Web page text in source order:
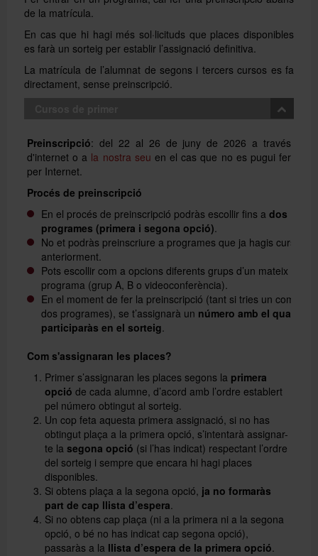
de la matrícula.
En cas que hi hagi més sol·licituds que places disponibles
es farà un sorteig per establir l’assignació definitiva.
La matrícula de l’alumnat de segons i tercers cursos es fa
directament, sense preinscripció.
Preinscripció: del 22 al 26 de juny de 2026 a través
d'internet o a la nostra seu en el cas que no es pugui fer
per Internet.
Procés de preinscripció
En el procés de preinscripció podràs escollir fins a dos
programes (primera i segona opció).
No et podràs preinscriure a programes que ja hagis cursat
anteriorment.
Pots escollir com a opcions diferents grups d’un mateix
programa (grup A, B o videoconferència).
En el moment de fer la preinscripció (tant si tries un com
dos programes), se t’assignarà un número amb el qual
participaràs en el sorteig.
Com s'assignaran les places?
Primer s’assignaran les places segons la primera
opció de cada alumne, d’acord amb l’ordre establert
pel número obtingut al sorteig.
Un cop feta aquesta primera assignació, si no has
obtingut plaça a la primera opció, s’intentarà assignar-
te la segona opció (si l’has indicat) respectant l’ordre
del sorteig i sempre que encara hi hagi places
disponibles.
Si obtens plaça a la segona opció, ja no formaràs
part de cap llista d’espera.
Si no obtens cap plaça (ni a la primera ni a la segona
opció, o bé no has indicat cap segona opció),
passaràs a la llista d’espera de la primera opció.